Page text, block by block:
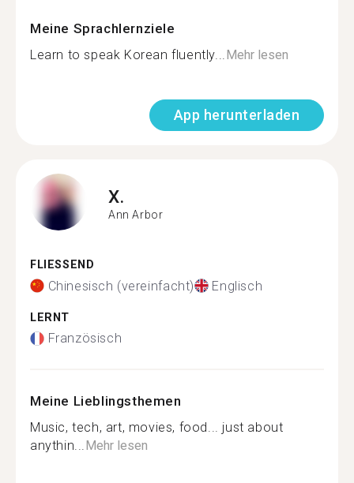
Meine Sprachlernziele
Learn to speak Korean fluently...Mehr lesen
App herunterladen
X.
Ann Arbor
FLIESSEND
Chinesisch (vereinfacht) Englisch
LERNT
Französisch
Meine Lieblingsthemen
Music, tech, art, movies, food... just about
anythin...Mehr lesen